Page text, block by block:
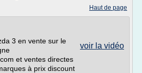
Haut de page
voir la vidéo
3 en vente sur le
et ventes directes
à prix discount